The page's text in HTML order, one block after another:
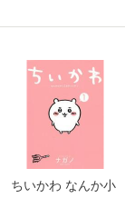
ちいかわ なんか小